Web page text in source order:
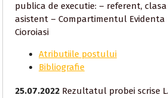
publica de executie: – referent,
asistent – Compartimentul Evidenta
Cioroiasi
Atributiile postului
Bibliografie
25.07.2022 Rezultatul probei scrise